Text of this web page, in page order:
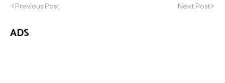
Previous Post Next Post
ADS